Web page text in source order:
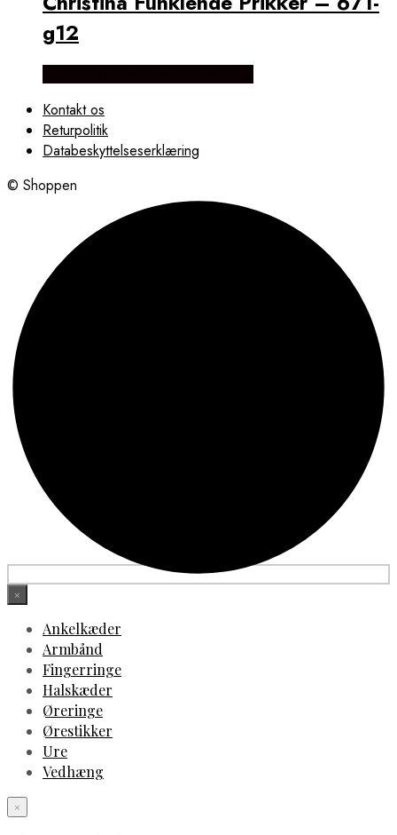
g12
Kontakt os
Returpolitik
Databeskyttelseserklæring
© Shoppen
×
Ankelkæder
Armbånd
Fingerringe
Halskæder
Øreringe
Ørestikker
Ure
Vedhæng
×